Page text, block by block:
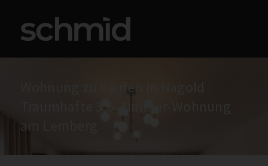
Wohnung zu kaufen in Nagold
Traumhafte 3,5-Zimmer-Wohnung
am Lemberg